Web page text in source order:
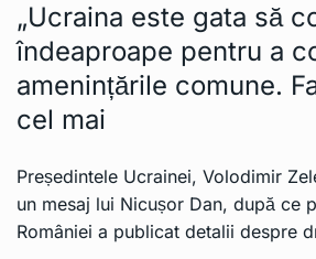
„Ucraina este gata să
îndeaproape pentru a
amenințările comune.
cel mai
Președintele Ucrainei, Volodimir
un mesaj lui Nicușor Dan, după ce
României a publicat detalii despre